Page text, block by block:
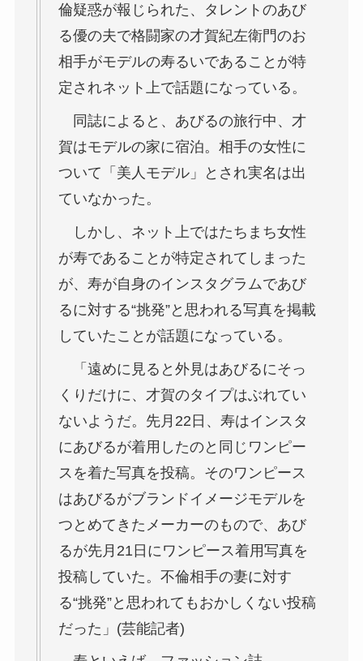
倫疑惑が報じられた、タレントのあび
る優の夫で格闘家の才賀紀左衛門のお
相手がモデルの寿るいであることが特
定されネット上で話題になっている。
同誌によると、あびるの旅行中、才
賀はモデルの家に宿泊。相手の女性に
ついて「美人モデル」とされ実名は出
ていなかった。
しかし、ネット上ではたちまち女性
が寿であることが特定されてしまった
が、寿が自身のインスタグラムであび
るに対する“挑発”と思われる写真を掲載
していたことが話題になっている。
「遠めに見ると外見はあびるにそっ
くりだけに、才賀のタイプはぶれてい
ないようだ。先月22日、寿はインスタ
にあびるが着用したのと同じワンピー
スを着た写真を投稿。そのワンピース
はあびるがブランドイメージモデルを
つとめてきたメーカーのもので、あび
るが先月21日にワンピース着用写真を
投稿していた。不倫相手の妻に対す
る“挑発”と思われてもおかしくない投稿
だった」(芸能記者)